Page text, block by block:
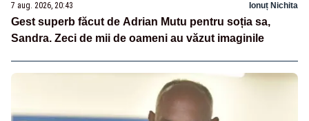
7 aug. 2026, 20:43 Ionuț Nichita
Gest superb făcut de Adrian Mutu pentru soția sa,
Sandra. Zeci de mii de oameni au văzut imaginile